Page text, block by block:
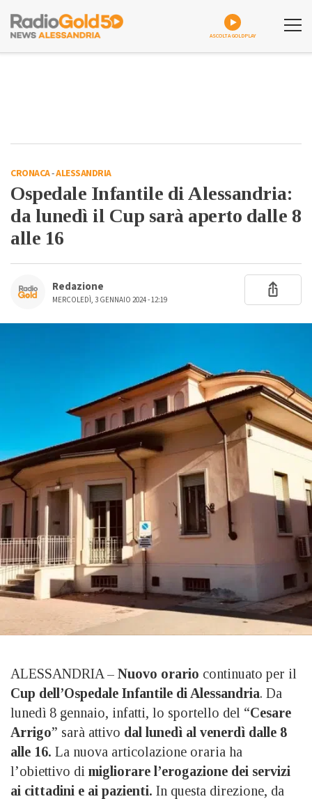
ASCOLTA GOLDPLAY
CRONACA-ALESSANDRIA
Ospedale Infantile di Alessandria:
da lunedì il Cup sarà aperto dalle 8
alle 16
Redazione
MERCOLEDÌ, 3 GENNAIO 2024 - 12:19
ALESSANDRIA – Nuovo orario continuato per il
Cup dell’Ospedale Infantile di Alessandria. Da
lunedì 8 gennaio, infatti, lo sportello del “Cesare
Arrigo” sarà attivo dal lunedì al venerdì dalle 8
alle 16. La nuova articolazione oraria ha
l’obiettivo di migliorare l’erogazione dei servizi
ai cittadini e ai pazienti. In questa direzione, da